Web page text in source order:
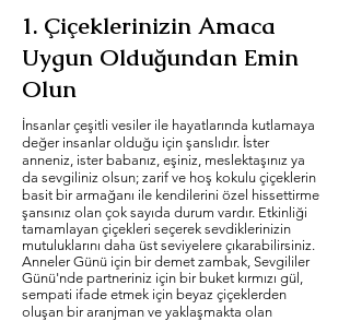
1. Çiçeklerinizin Amaca
Uygun Olduğundan Emin
Olun
İnsanlar çeşitli vesiler ile hayatlarında kutlamaya
değer insanlar olduğu için şanslıdır. İster
anneniz, ister babanız, eşiniz, meslektaşınız ya
da sevgiliniz olsun; zarif ve hoş kokulu çiçeklerin
basit bir armağanı ile kendilerini özel hissettirme
şansınız olan çok sayıda durum vardır. Etkinliği
tamamlayan çiçekleri seçerek sevdiklerinizin
mutuluklarını daha üst seviyelere çıkarabilirsiniz.
Anneler Günü için bir demet zambak, Sevgililer
Günü'nde partneriniz için bir buket kırmızı gül,
sempati ifade etmek için beyaz çiçeklerden
oluşan bir aranjman ve yaklaşmakta olan